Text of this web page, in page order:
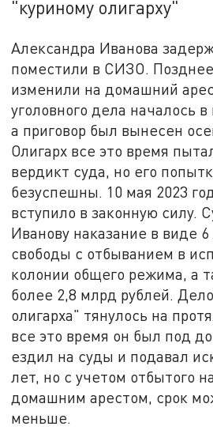
"куриному олигарху"
Александра Иванова
поместили в СИЗО.
изменили на домашний
уголовного дела началось
а приговор был вынесен
Олигарх все это время
вердикт суда, но его
безуспешны. 10 мая 2023
вступило в законную силу.
Иванову наказание в виде
свободы с отбыванием в
колонии общего режима, а
более 2,8 млрд рублей.
олигарха" тянулось на
все это время он был под
ездил на суды и подавал
лет, но с учетом отбытого
домашним арестом, срок
меньше.